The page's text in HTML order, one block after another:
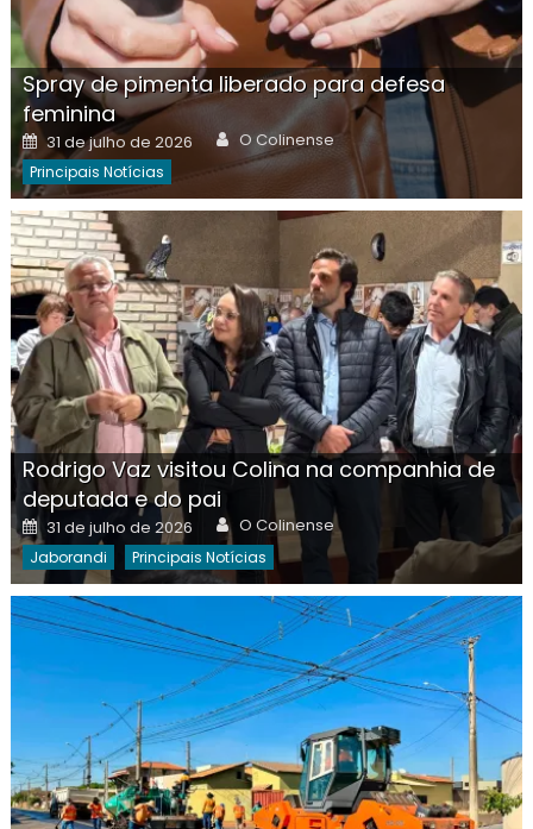
Spray de pimenta liberado para defesa
feminina
Posted
on
31 de julho de 2026 Author
O Colinense
Principais Notícias
Rodrigo Vaz visitou Colina na companhia de
deputada e do pai
Posted
on
31 de julho de 2026 Author
O Colinense
Jaborandi Principais Notícias